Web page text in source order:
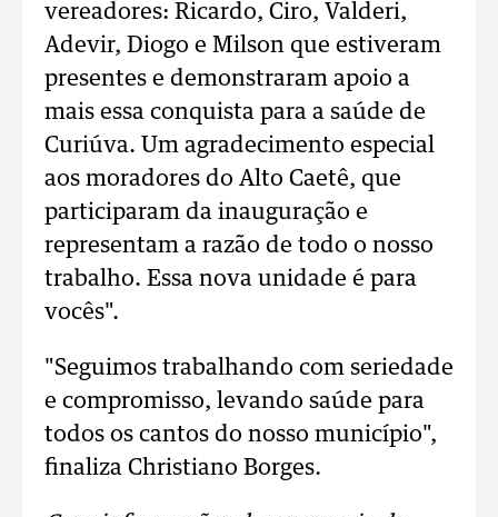
vereadores: Ricardo, Ciro, Valderi,
Adevir, Diogo e Milson que estiveram
presentes e demonstraram apoio a
mais essa conquista para a saúde de
Curiúva. Um agradecimento especial
aos moradores do Alto Caetê, que
participaram da inauguração e
representam a razão de todo o nosso
trabalho. Essa nova unidade é para
vocês".
"Seguimos trabalhando com seriedade
e compromisso, levando saúde para
todos os cantos do nosso município",
finaliza Christiano Borges.